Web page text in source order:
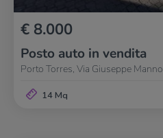
€ 8.000
Posto auto in vendita
Porto Torres, Via Giuseppe Manno
14 Mq